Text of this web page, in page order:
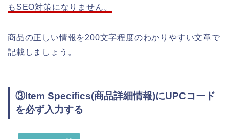
もSEO対策になりません。
商品の正しい情報を200文字程度のわかりやすい文章で
記載しましょう。
③Item Specifics(商品詳細情報)にUPCコード
を必ず入力する